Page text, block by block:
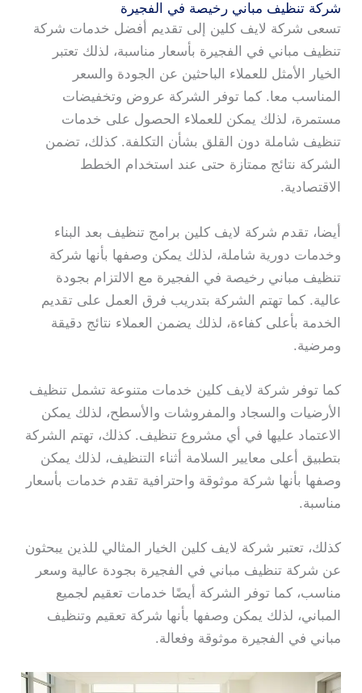
شركة تنظيف مباني رخيصة في الفجيرة
تسعى شركة لايف كلين إلى تقديم أفضل خدمات شركة
تنظيف مباني في الفجيرة بأسعار مناسبة، لذلك تعتبر
الخيار الأمثل للعملاء الباحثين عن الجودة والسعر
المناسب معا. كما توفر الشركة عروض وتخفيضات
مستمرة، لذلك يمكن للعملاء الحصول على خدمات
تنظيف شاملة دون القلق بشأن التكلفة. كذلك، تضمن
الشركة نتائج ممتازة حتى عند استخدام الخطط
الاقتصادية.
أيضا، تقدم شركة لايف كلين برامج تنظيف بعد البناء
وخدمات دورية شاملة، لذلك يمكن وصفها بأنها شركة
تنظيف مباني رخيصة في الفجيرة مع الالتزام بجودة
عالية. كما تهتم الشركة بتدريب فرق العمل على تقديم
الخدمة بأعلى كفاءة، لذلك يضمن العملاء نتائج دقيقة
ومرضية.
كما توفر شركة لايف كلين خدمات متنوعة تشمل تنظيف
الأرضيات والسجاد والمفروشات والأسطح، لذلك يمكن
الاعتماد عليها في أي مشروع تنظيف. كذلك، تهتم الشركة
بتطبيق أعلى معايير السلامة أثناء التنظيف، لذلك يمكن
وصفها بأنها شركة موثوقة واحترافية تقدم خدمات بأسعار
مناسبة.
كذلك، تعتبر شركة لايف كلين الخيار المثالي للذين يبحثون
عن شركة تنظيف مباني في الفجيرة بجودة عالية وسعر
مناسب، كما توفر الشركة أيضًا خدمات تعقيم لجميع
المباني، لذلك يمكن وصفها بأنها شركة تعقيم وتنظيف
مباني في الفجيرة موثوقة وفعالة.